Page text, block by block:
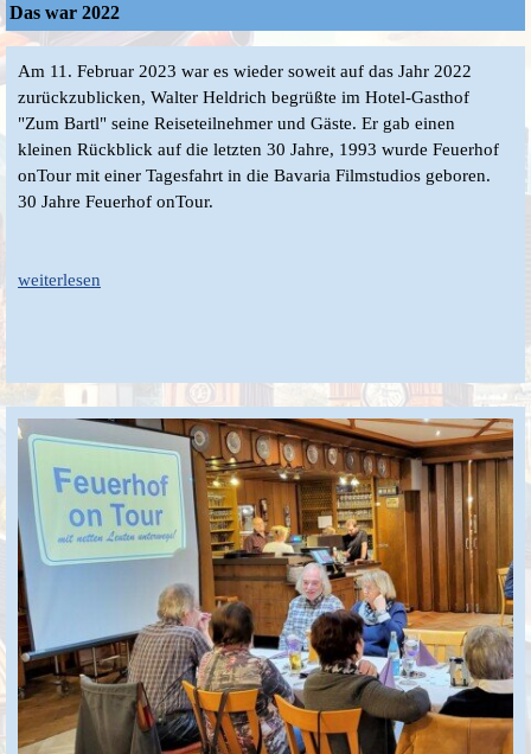
Das war 2022
Am 11. Februar 2023 war es wieder soweit auf das Jahr 2022
zurückzublicken, Walter Heldrich begrüßte im Hotel-Gasthof
"Zum Bartl" seine Reiseteilnehmer und Gäste. Er gab einen
kleinen Rückblick auf die letzten 30 Jahre, 1993 wurde Feuerhof
onTour mit einer Tagesfahrt in die Bavaria Filmstudios geboren.
30 Jahre Feuerhof onTour.
weiterlesen